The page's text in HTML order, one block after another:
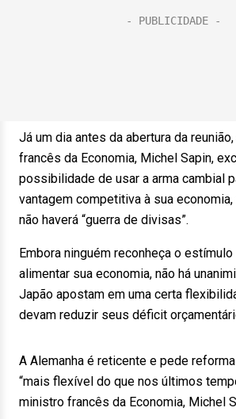
Já um dia antes da abertura da
francês da Economia, Michel Sapin,
possibilidade de usar a arma cambial
vantagem competitiva à sua
não haverá “guerra de divisas”.
Embora ninguém reconheça o
alimentar sua economia, não há
Japão apostam em uma certa
devam reduzir seus déficit
A Alemanha é reticente e pede
“mais flexível do que nos últimos
ministro francês da Economia, Michel